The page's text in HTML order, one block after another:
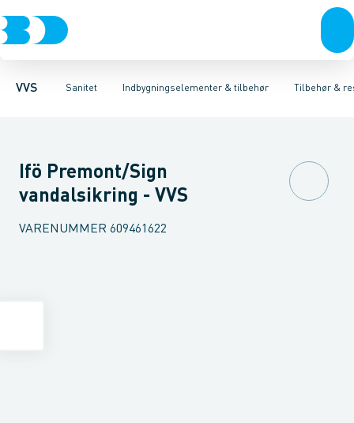
VVS Sanitet
Rør & fittingsPressfittings & rørKuglehaner & ventilerAfløb
Indbygningselementer & tilbehør
Toiletter, sæder og cisternerVaskeArmaturerBrusereTilbehør &
Høje Indbygnings elementerLave Indbygnings elementer
Ifö Premont/Sign
vandalsikring - VVS
VARENUMMER 609461622